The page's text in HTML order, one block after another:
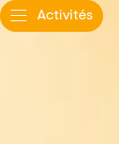
Activités